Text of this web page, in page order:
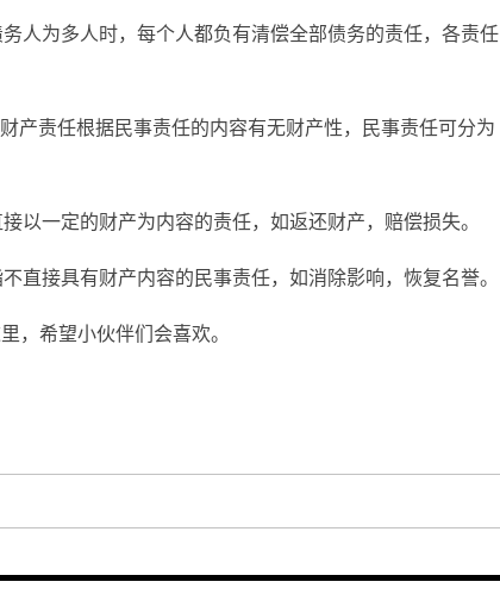
人为多人时，每个人都负有清偿全部债务的责任，各责任
产责任根据民事责任的内容有无财产性，民事责任可分为
以一定的财产为内容的责任，如返还财产，赔偿损失。
直接具有财产内容的民事责任，如消除影响，恢复名誉。
，希望小伙伴们会喜欢。